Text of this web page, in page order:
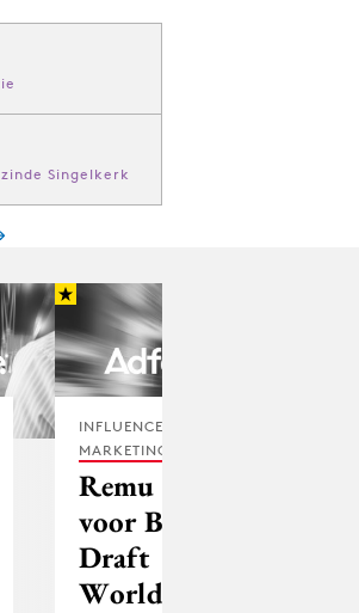
Singelkerk
INFLUENCER
MARKETING
Remu kiest
voor BoRus
Draft
Worldwide